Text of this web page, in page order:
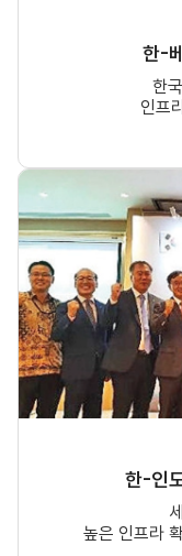
한-
한
인프
한-인
높은 인프라